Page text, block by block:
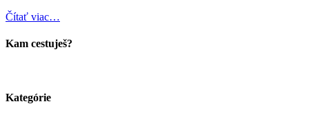
Čítať viac…
Kam cestuješ?
Kategórie